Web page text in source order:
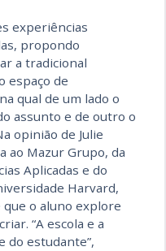
experiências
propondo
a tradicional
espaço de
qual de um lado o
assunto e de outro o
opinião de Julie
ao Mazur Grupo, da
Aplicadas e do
Harvard,
o aluno explore
“A escola e a
do estudante”,